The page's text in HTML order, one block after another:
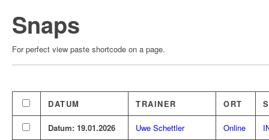
contentSnaps
For perfect view paste shortcode on a page.
DATUM TRAINER ORT
Datum: 19.01.2026 Uwe Schettler Online